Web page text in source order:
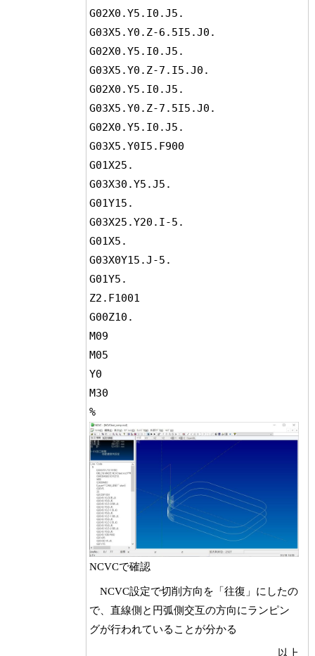
G02X0.Y5.I0.J5.
G03X5.Y0.Z-6.5I5.J0.
G02X0.Y5.I0.J5.
G03X5.Y0.Z-7.I5.J0.
G02X0.Y5.I0.J5.
G03X5.Y0.Z-7.5I5.J0.
G02X0.Y5.I0.J5.
G03X5.Y0I5.F900
G01X25.
G03X30.Y5.J5.
G01Y15.
G03X25.Y20.I-5.
G01X5.
G03X0Y15.J-5.
G01Y5.
Z2.F1001
G00Z10.
M09
M05
Y0
M30
%
NCVCで確認
NCVC設定で切削方向を「往復」にしたの
で、直線側と円弧側交互の方向にランピン
グが行われていることが分かる
以上